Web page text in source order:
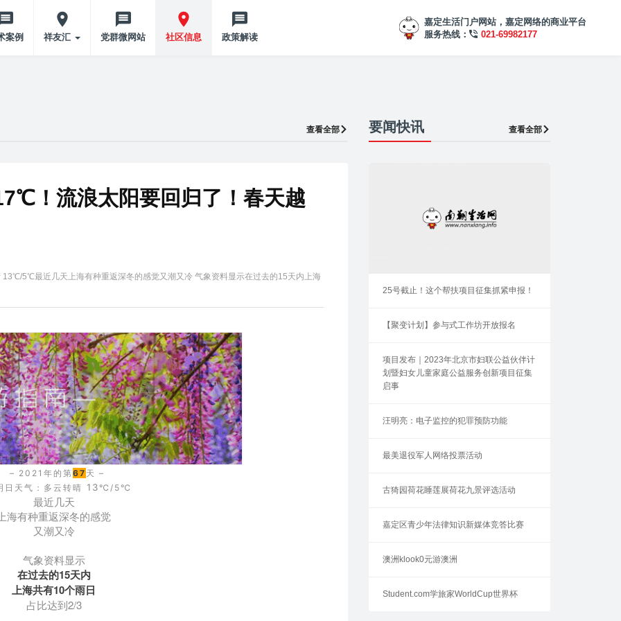
案例 祥友汇 党群微网站 社区信息 政策解读
嘉定生活门户网站，嘉定网络的商业平台
服务热线：
021-69982177
查看全部
！流浪太阳要回归了！春天越
5℃最近几天上海有种重返深冬的感觉又潮又冷 气象资料显示在过去的15天内上海
– 2021年的第67 天 –
日天气：多云转晴 13 ℃/5 ℃
最近几天
海有种重返深冬的感觉
又潮又冷
气象资料显示
在过去的15天内
上海共有10个雨日
占比达到2/3
要闻快讯 查看全部
25号截止！这个帮扶项目征集抓紧申报！
【聚变计划】参与式工作坊开放报名
项目发布｜2023年北京市妇联公益伙伴计
划暨妇女儿童家庭公益服务创新项目征集
启事
汪明亮：电子监控的犯罪预防功能
最美退役军人网络投票活动
古猗园荷花睡莲展荷花九景评选活动
嘉定区青少年法律知识新媒体竞答比赛
澳洲klook0元游澳洲
Student.com学旅家WorldCup世界杯